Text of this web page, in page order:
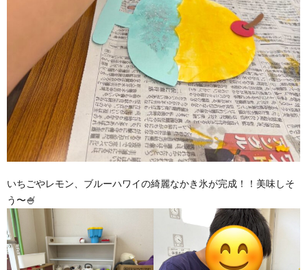
いちごやレモン、ブルーハワイの綺麗なかき氷が完成！！美味しそ
う〜🍧